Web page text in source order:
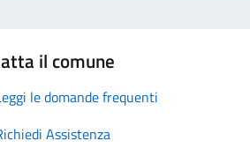
il comune
le domande frequenti
Assistenza